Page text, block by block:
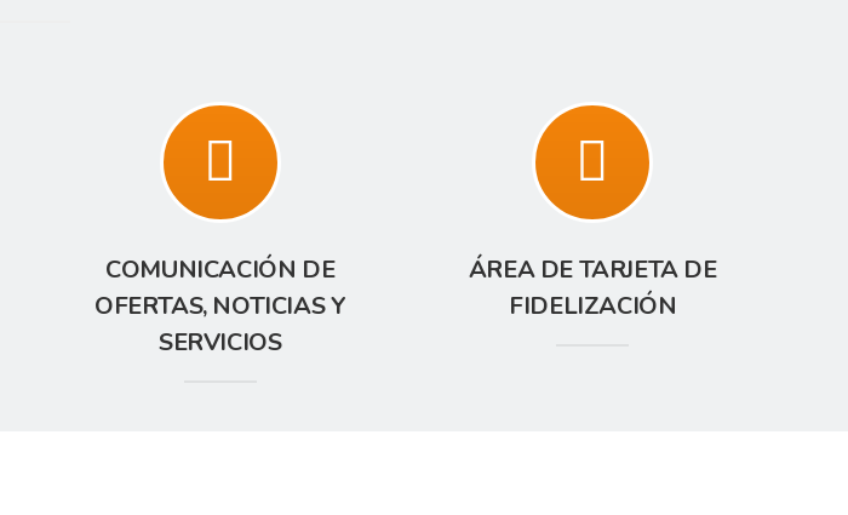
COMUNICACIÓN DE
OFERTAS, NOTICIAS Y
SERVICIOS
ÁREA DE TARJETA DE
FIDELIZACIÓN